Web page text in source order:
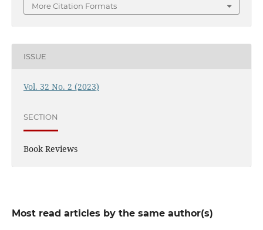
More Citation Formats
ISSUE
Vol. 32 No. 2 (2023)
SECTION
Book Reviews
Most read articles by the same author(s)